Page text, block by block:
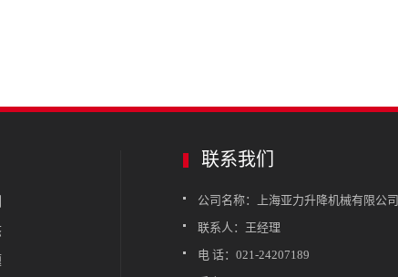
联系我们
公司名称：上海亚力升降机械有限公司
联系人：王经理
电 话：021-24207189